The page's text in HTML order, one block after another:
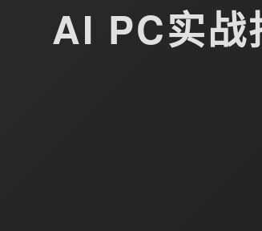
AI PC实